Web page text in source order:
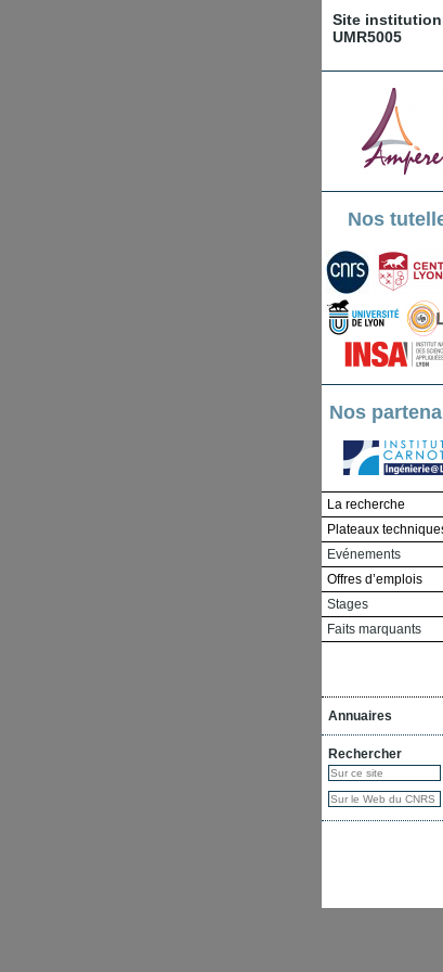
Site
UMR5005
Nos
Nos
La recherche
Plateaux
Evénements
Offres d’emplois
Stages
Faits marquants
Annuaires
Rechercher